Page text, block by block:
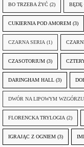
BO TRZEBA ŻYĆ (2) BĘDĘ
CUKIERNIA POD AMOREM (3)
CZARNA SERIA (1)
CZASOTORIUM (3)
DARINGHAM HALL (3)
DWÓR NA LIPOWYM WZGÓRZU
FLORENCKA TRYLOGIA (2)
IGRAJĄC Z OGNIEM (3)